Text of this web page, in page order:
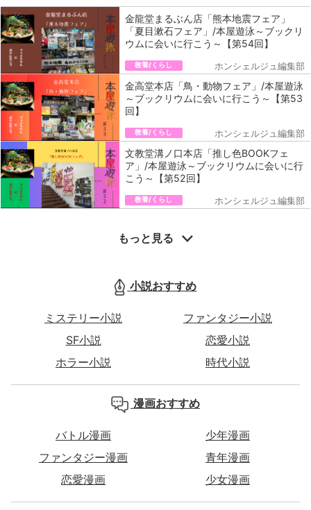
金龍堂まるぶん店「熊本地震フェア」
「夏目漱石フェア」/本屋遊泳～ブックリ
ウムに会いに行こう～【第54回】
教養/くらし ホンシェルジュ編集部
金高堂本店「鳥・動物フェア」/本屋遊泳
～ブックリウムに会いに行こう～【第53
回】
教養/くらし ホンシェルジュ編集部
文教堂溝ノ口本店「推し色BOOKフェ
ア」/本屋遊泳～ブックリウムに会いに行
こう～【第52回】
教養/くらし ホンシェルジュ編集部
もっと見る
小説おすすめ
ミステリー小説
ファンタジー小説
SF小説
恋愛小説
ホラー小説
時代小説
漫画おすすめ
バトル漫画
少年漫画
ファンタジー漫画
青年漫画
恋愛漫画
少女漫画